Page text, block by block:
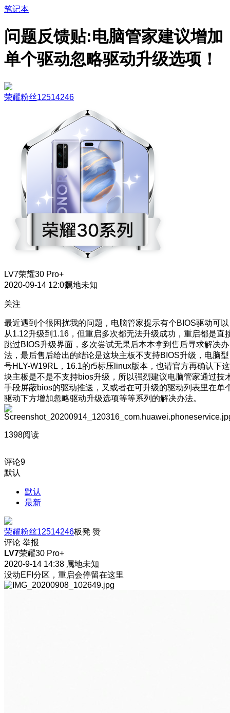
笔记本
问题反馈贴:电脑管家建议增加
单个驱动忽略驱动升级选项！
荣耀粉丝12514246
LV7荣耀30 Pro+
2020-09-14 12:09属地未知
关注
最近遇到个很困扰我的问题，电脑管家提示有个BIOS驱动可以
从1.12升级到1.16，但重启多次都无法升级成功，重启都是直
跳过BIOS升级界面，多次尝试无果后本本拿到售后寻求解决办
法，最后售后给出的结论是这块主板不支持BIOS升级，电脑型
号HLY-W19RL，16.1的r5标压linux版本，也请官方再确认下这
块主板是不是不支持bios升级，所以强烈建议电脑管家通过技
手段屏蔽bios的驱动推送，又或者在可升级的驱动列表里在单
驱动下方增加忽略驱动升级选项等等系列的解决办法。
1398阅读
评论9
默认
默认
最新
荣耀粉丝12514246板凳 赞
评论 举报
LV7荣耀30 Pro+
2020-9-14 14:38 属地未知
没动EFI分区，重启会停留在这里